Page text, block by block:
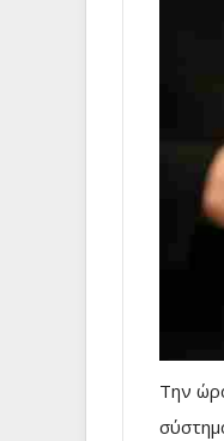
Την